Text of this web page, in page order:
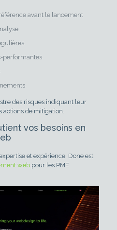
avant le lancement
performantes
des risques indiquant leur
de mitigation.
vos besoins en
et expérience. Done est
webpour les PME